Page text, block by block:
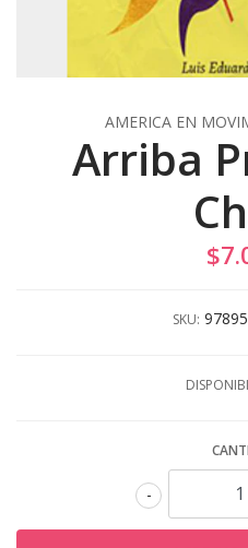
AMERICA EN
Arriba
SKU:
-